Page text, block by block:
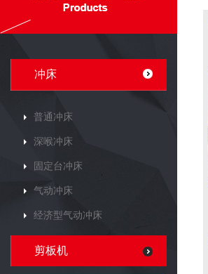
冲床
普通冲床
深喉冲床
固定台冲床
气动冲床
经济型气动冲床
剪板机